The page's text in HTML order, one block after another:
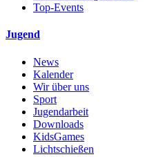
Top-Events
Jugend
News
Kalender
Wir über uns
Sport
Jugendarbeit
Downloads
KidsGames
Lichtschießen